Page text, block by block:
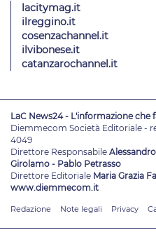
lacitymag.it
ilreggino.it
cosenzachannel.it
ilvibonese.it
catanzarochannel.it
LaC News24 - L'informazione che
Diemmecom Società Editoriale -
4049
Direttore Responsabile
Girolamo - Pablo Petrasso
Direttore Editoriale Maria Grazia
www.diemmecom.it
Redazione Note legali Privacy